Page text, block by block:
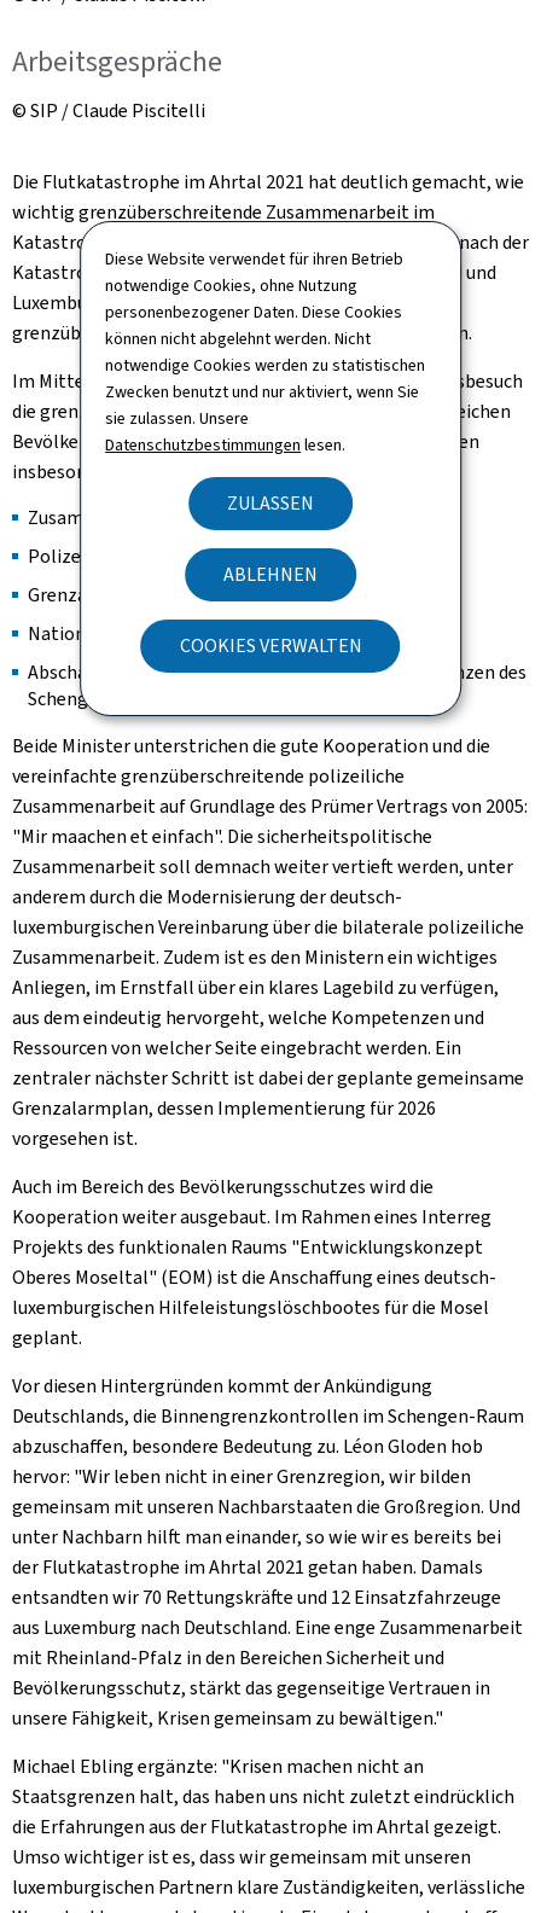
Diese Website verwendet für ihren Betrieb
notwendige Cookies, ohne Nutzung
personenbezogener Daten. Diese Cookies
können nicht abgelehnt werden. Nicht
notwendige Cookies werden zu statistischen
Zwecken benutzt und nur aktiviert, wenn Sie
sie zulassen. Unsere
Datenschutzbestimmungen lesen.
ZULASSEN
ABLEHNEN
COOKIES VERWALTEN
Arbeitsgespräche
© SIP / Claude Piscitelli
Die Flutkatastrophe im Ahrtal 2021 hat deutlich gemacht, wie
wichtig grenzüberschreitende Zusammenarbeit im
Katastrophen- und Krisenmanagement ist. Vier Jahre nach der
Katastrophe ist das gemeinsame Ziel von Deutschland und
Luxemburg unverändert, voneinander lernen und die
grenzüberschreitende Zusammenarbeit weiter stärken.
Im Mittelpunkt der Gespräche standen bei dem Arbeitsbesuch
die grenzüberschreitende Zusammenarbeit in den Bereichen
Bevölkerungsschutz und innere Sicherheit. Dabei wurden
insbesondere folgende Themen vertieft:
Zusammenarbeit in der zivilen Sicherheit
Polizeiliche Zusammenarbeit
Grenzalarmplan
Nationale Resilienzstrategien
Abschaffung der Grenzkontrollen an den Binnengrenzen des
Schengen-Raums
Beide Minister unterstrichen die gute Kooperation und die
vereinfachte grenzüberschreitende polizeiliche
Zusammenarbeit auf Grundlage des Prümer Vertrags von 2005:
"Mir maachen et einfach". Die sicherheitspolitische
Zusammenarbeit soll demnach weiter vertieft werden, unter
anderem durch die Modernisierung der deutsch-
luxemburgischen Vereinbarung über die bilaterale polizeiliche
Zusammenarbeit. Zudem ist es den Ministern ein wichtiges
Anliegen, im Ernstfall über ein klares Lagebild zu verfügen,
aus dem eindeutig hervorgeht, welche Kompetenzen und
Ressourcen von welcher Seite eingebracht werden. Ein
zentraler nächster Schritt ist dabei der geplante gemeinsame
Grenzalarmplan, dessen Implementierung für 2026
vorgesehen ist.
Auch im Bereich des Bevölkerungsschutzes wird die
Kooperation weiter ausgebaut. Im Rahmen eines Interreg
Projekts des funktionalen Raums "Entwicklungskonzept
Oberes Moseltal" (EOM) ist die Anschaffung eines deutsch-
luxemburgischen Hilfeleistungslöschbootes für die Mosel
geplant.
Vor diesen Hintergründen kommt der Ankündigung
Deutschlands, die Binnengrenzkontrollen im Schengen-Raum
abzuschaffen, besondere Bedeutung zu. Léon Gloden hob
hervor: "Wir leben nicht in einer Grenzregion, wir bilden
gemeinsam mit unseren Nachbarstaaten die Großregion. Und
unter Nachbarn hilft man einander, so wie wir es bereits bei
der Flutkatastrophe im Ahrtal 2021 getan haben. Damals
entsandten wir 70 Rettungskräfte und 12 Einsatzfahrzeuge
aus Luxemburg nach Deutschland. Eine enge Zusammenarbeit
mit Rheinland-Pfalz in den Bereichen Sicherheit und
Bevölkerungsschutz, stärkt das gegenseitige Vertrauen in
unsere Fähigkeit, Krisen gemeinsam zu bewältigen."
Michael Ebling ergänzte: "Krisen machen nicht an
Staatsgrenzen halt, das haben uns nicht zuletzt eindrücklich
die Erfahrungen aus der Flutkatastrophe im Ahrtal gezeigt.
Umso wichtiger ist es, dass wir gemeinsam mit unseren
luxemburgischen Partnern klare Zuständigkeiten, verlässliche